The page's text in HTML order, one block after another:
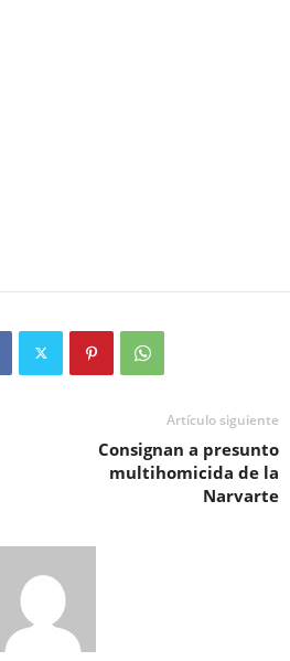
Artículo siguiente
Consignan a presunto
multihomicida de la
Narvarte